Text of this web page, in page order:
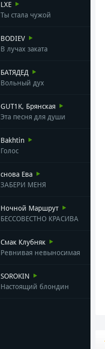
LXE
Ты стала чужой
BODIEV
В лучах заката
БАТЯДЕД
Вольный дух
GUT1K, Брянская
Эта песня для души
Bakhtin
Голос
снова Ева
ЗАБЕРИ МЕНЯ
Ночной Маршрут
БЕССОВЕСТНО КРАСИВА
Смак Клубняк
Ревнивая невыносимая
SOROKIN
Настоящий блондин